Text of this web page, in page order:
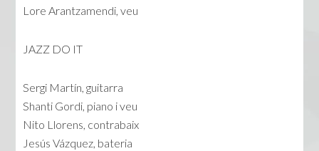
Lore Arantzamendi, veu
JAZZ DO IT
Sergi Martín, guitarra
Shanti Gordi, piano i veu
Nito Llorens, contrabaix
Jesús Vázquez, bateria